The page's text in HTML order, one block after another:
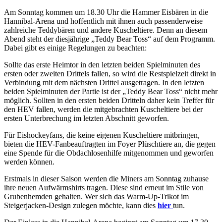
Am Sonntag kommen um 18.30 Uhr die Hammer Eisbären in die
Hannibal-Arena und hoffentlich mit ihnen auch passenderweise
zahlreiche Teddybären und andere Kuscheltiere. Denn an diesem
Abend steht der diesjährige „Teddy Bear Toss“ auf dem Programm.
Dabei gibt es einige Regelungen zu beachten:
Sollte das erste Heimtor in den letzten beiden Spielminuten des
ersten oder zweiten Drittels fallen, so wird die Restspielzeit direkt in
Verbindung mit dem nächsten Drittel ausgetragen. In den letzten
beiden Spielminuten der Partie ist der „Teddy Bear Toss“ nicht mehr
möglich. Sollten in den ersten beiden Dritteln daher kein Treffer für
den HEV fallen, werden die mitgebrachten Kuscheltiere bei der
ersten Unterbrechung im letzten Abschnitt geworfen.
Für Eishockeyfans, die keine eigenen Kuscheltiere mitbringen,
bieten die HEV-Fanbeauftragten im Foyer Plüschtiere an, die gegen
eine Spende für die Obdachlosenhilfe mitgenommen und geworfen
werden können.
Erstmals in dieser Saison werden die Miners am Sonntag zuhause
ihre neuen Aufwärmshirts tragen. Diese sind erneut im Stile von
Grubenhemden gehalten. Wer sich das Warm-Up-Trikot im
Steigerjacken-Design zulegen möchte, kann dies hier tun.